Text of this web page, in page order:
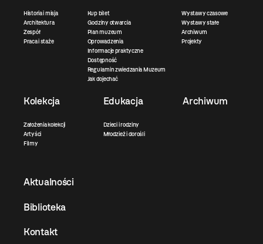
Historia i misja
Architektura
Zespół
Praca i staże
Kup bilet
Godziny otwarcia
Plan muzeum
Oprowadzenia
Informacje praktyczne
Dostępność
Regulamin zwiedzania Muzeum
Jak dojechać
Wystawy czasowe
Wystawy stałe
Archiwum
Projekty
Kolekcja
Założenia kolekcji
Artyści
Filmy
Edukacja
Dzieci i rodziny
Młodzież i dorośli
Archiwum
Aktualności
Biblioteka
Kontakt